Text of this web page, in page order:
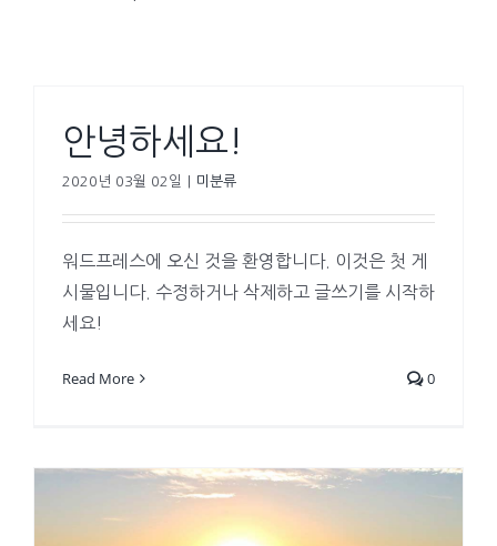
안녕하세요!
2020년 03월 02일 미분류
워드프레스에 오신 것을 환영합니다. 이것은 첫 게
시물입니다. 수정하거나 삭제하고 글쓰기를 시작하
세요!
Read More 0